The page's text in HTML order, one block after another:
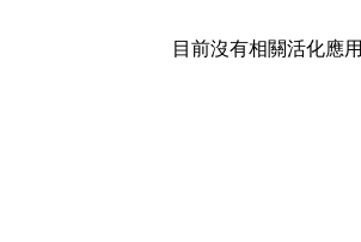
目前沒有相關活化應用